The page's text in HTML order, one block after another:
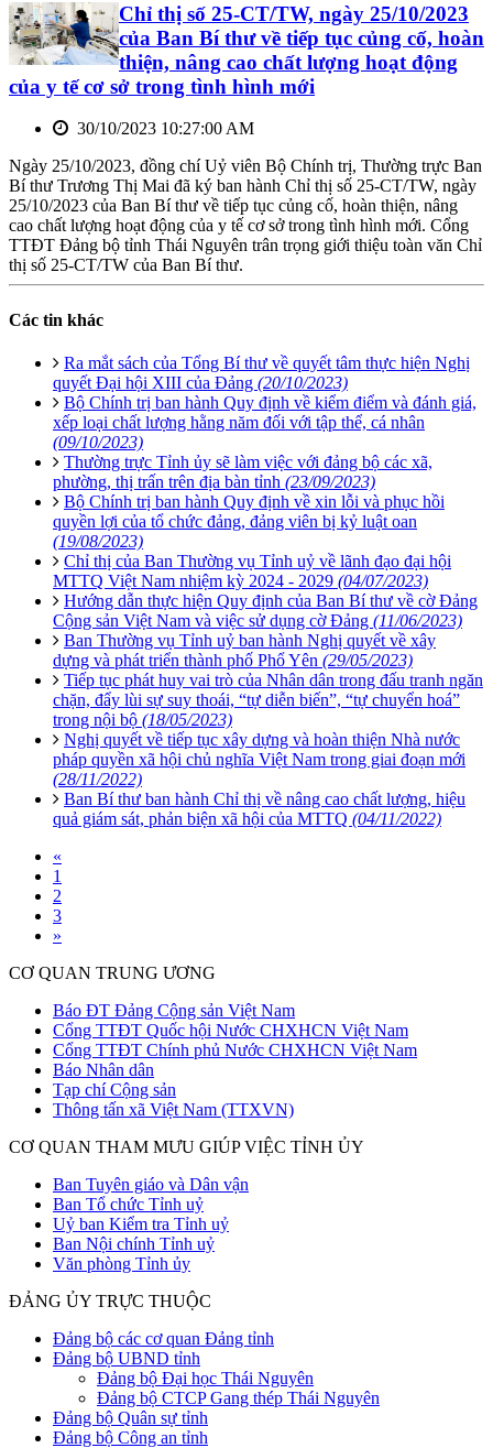
Chỉ thị số 25-CT/TW, ngày 25/10/2023
của Ban Bí thư về tiếp tục củng cố, hoàn
thiện, nâng cao chất lượng hoạt động
của y tế cơ sở trong tình hình mới
30/10/2023 10:27:00 AM
Ngày 25/10/2023, đồng chí Uỷ viên Bộ Chính trị, Thường trực Ban
Bí thư Trương Thị Mai đã ký ban hành Chỉ thị số 25-CT/TW, ngày
25/10/2023 của Ban Bí thư về tiếp tục củng cố, hoàn thiện, nâng
cao chất lượng hoạt động của y tế cơ sở trong tình hình mới. Cổng
TTĐT Đảng bộ tỉnh Thái Nguyên trân trọng giới thiệu toàn văn Chỉ
thị số 25-CT/TW của Ban Bí thư.
Các tin khác
Ra mắt sách của Tổng Bí thư về quyết tâm thực hiện Nghị
quyết Đại hội XIII của Đảng (20/10/2023)
Bộ Chính trị ban hành Quy định về kiểm điểm và đánh giá,
xếp loại chất lượng hằng năm đối với tập thể, cá nhân
(09/10/2023)
Thường trực Tỉnh ủy sẽ làm việc với đảng bộ các xã,
phường, thị trấn trên địa bàn tỉnh (23/09/2023)
Bộ Chính trị ban hành Quy định về xin lỗi và phục hồi
quyền lợi của tổ chức đảng, đảng viên bị kỷ luật oan
(19/08/2023)
Chỉ thị của Ban Thường vụ Tỉnh uỷ về lãnh đạo đại hội
MTTQ Việt Nam nhiệm kỳ 2024 - 2029 (04/07/2023)
Hướng dẫn thực hiện Quy định của Ban Bí thư về cờ Đảng
Cộng sản Việt Nam và việc sử dụng cờ Đảng (11/06/2023)
Ban Thường vụ Tỉnh uỷ ban hành Nghị quyết về xây
dựng và phát triển thành phố Phổ Yên (29/05/2023)
Tiếp tục phát huy vai trò của Nhân dân trong đấu tranh ngăn
chặn, đẩy lùi sự suy thoái, “tự diễn biến”, “tự chuyển hoá”
trong nội bộ (18/05/2023)
Nghị quyết về tiếp tục xây dựng và hoàn thiện Nhà nước
pháp quyền xã hội chủ nghĩa Việt Nam trong giai đoạn mới
(28/11/2022)
Ban Bí thư ban hành Chỉ thị về nâng cao chất lượng, hiệu
quả giám sát, phản biện xã hội của MTTQ (04/11/2022)
«
1
2
3
»
CƠ QUAN TRUNG ƯƠNG
Báo ĐT Đảng Cộng sản Việt Nam
Cổng TTĐT Quốc hội Nước CHXHCN Việt Nam
Cổng TTĐT Chính phủ Nước CHXHCN Việt Nam
Báo Nhân dân
Tạp chí Cộng sản
Thông tấn xã Việt Nam (TTXVN)
CƠ QUAN THAM MƯU GIÚP VIỆC TỈNH ỦY
Ban Tuyên giáo và Dân vận
Ban Tổ chức Tỉnh uỷ
Uỷ ban Kiểm tra Tỉnh uỷ
Ban Nội chính Tỉnh uỷ
Văn phòng Tỉnh ủy
ĐẢNG ỦY TRỰC THUỘC
Đảng bộ các cơ quan Đảng tỉnh
Đảng bộ UBND tỉnh
Đảng bộ Đại học Thái Nguyên
Đảng bộ CTCP Gang thép Thái Nguyên
Đảng bộ Quân sự tỉnh
Đảng bộ Công an tỉnh